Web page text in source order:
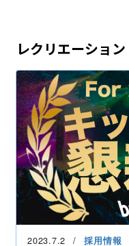
レクリエーション
2023.7.2 採用情報